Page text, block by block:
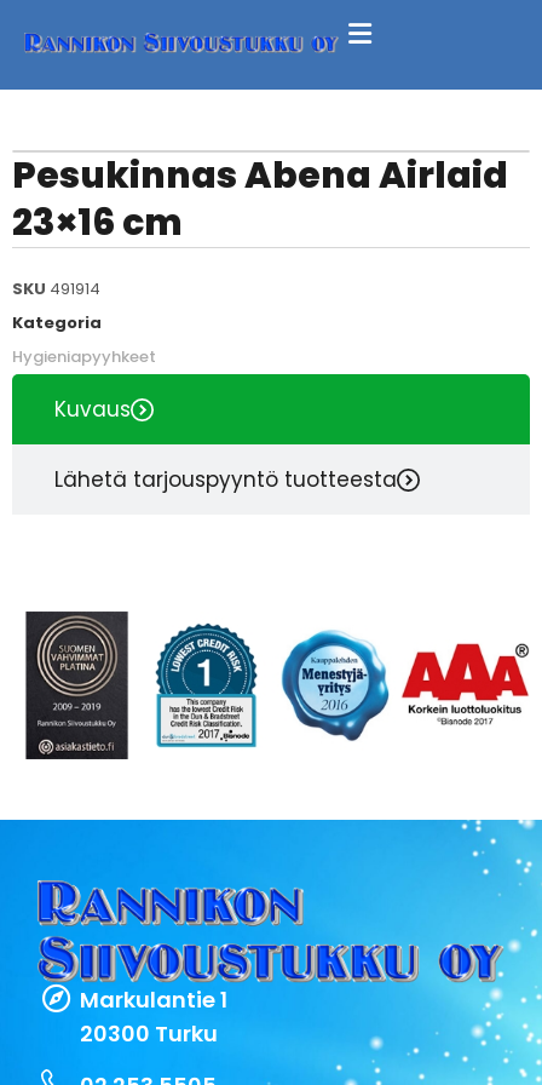
Pesukinnas Abena Airlaid
23×16 cm
SKU 491914
Kategoria
Hygieniapyyhkeet
Kuvaus
Lähetä tarjouspyyntö tuotteesta
Markulantie 1
20300 Turku